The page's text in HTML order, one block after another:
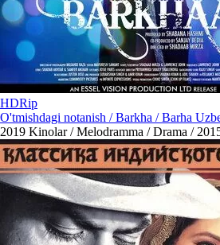
HDRip
O'tmishdagi notanish / Barkha / Barha
2019 Kinolar / Melodramma / Drama /